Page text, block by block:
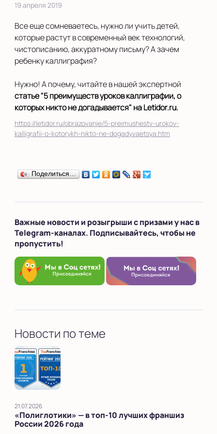
19 апреля 2019
Все еще сомневаетесь, нужно ли учить детей,
которые растут в современный век технологий,
чистописанию, аккуратному письму? А зачем
ребенку каллиграфия?
Нужно! А почему, читайте в нашей экспертной
статье "5 преимуществ уроков каллиграфии, о
которых никто не догадывается" на Letidor.ru.
https://letidor.ru/obrazovanie/5-preimushestv-urokov-
kalligrafii-o-kotorykh-nikto-ne-dogadyvaetsya.htm
Поделиться…
Важные новости и розыгрыши с призами у нас в
Telegram-каналах. Подписывайтесь, чтобы не
пропустить!
Новости по теме
21.07.2026
«Полиглотики» — в топ‑10 лучших франшиз
России 2026 года